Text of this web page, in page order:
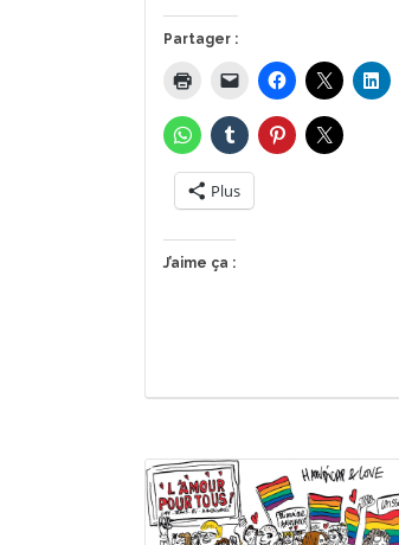
Partager :
Plus
J’aime ça :